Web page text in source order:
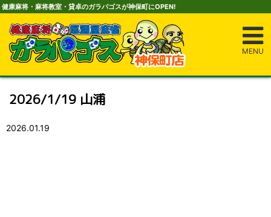
健康麻将・麻将教室・貸卓のガラパゴスが神保町にOPEN!
MENU
2026/1/19 山浦
2026.01.19